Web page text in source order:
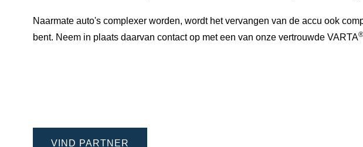
Naarmate auto's complexer worden, wordt het vervangen van de accu ook
bent. Neem in plaats daarvan contact op met een van onze vertrouwde VARTA®
VIND PARTNER